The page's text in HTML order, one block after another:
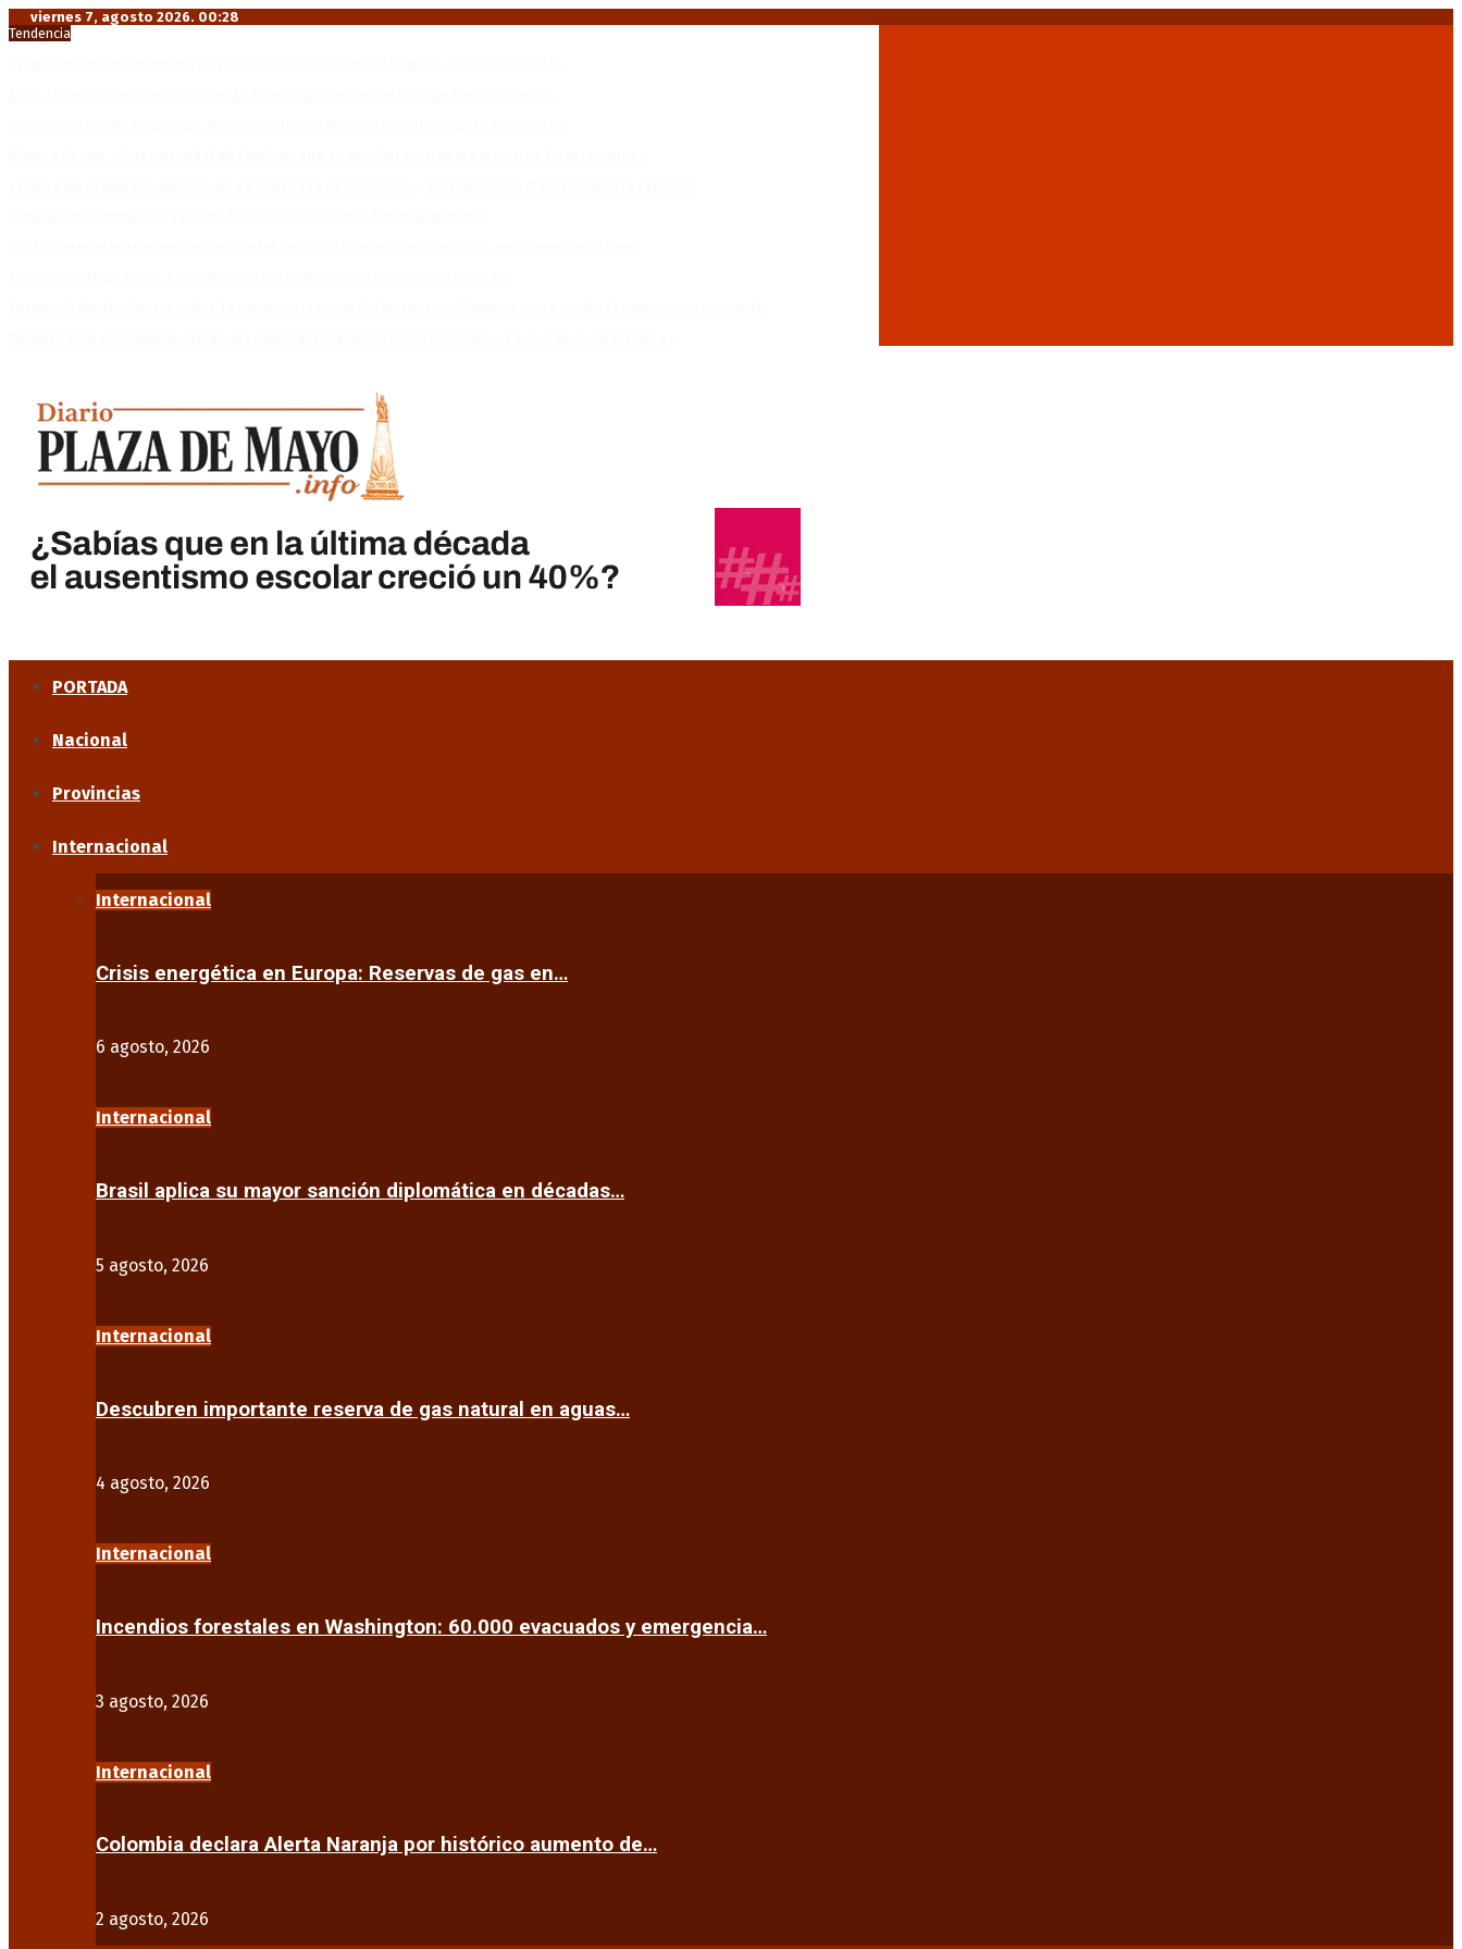
viernes 7, agosto 2026. 00:28
Tendencia
PORTADA
Nacional
Provincias
Internacional
Internacional
Crisis energética en Europa: Reservas de gas en…
6 agosto, 2026
Internacional
Brasil aplica su mayor sanción diplomática en décadas…
5 agosto, 2026
Internacional
Descubren importante reserva de gas natural en aguas…
4 agosto, 2026
Internacional
Incendios forestales en Washington: 60.000 evacuados y emergencia…
3 agosto, 2026
Internacional
Colombia declara Alerta Naranja por histórico aumento de…
2 agosto, 2026